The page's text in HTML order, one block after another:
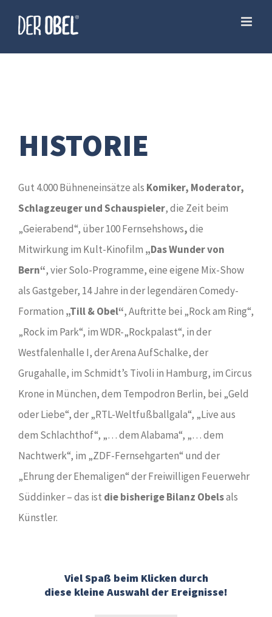
content
HISTORIE
Gut 4.000 Bühneneinsätze als Komiker, Moderator,
Schlagzeuger und Schauspieler, die Zeit beim
„Geierabend“, über 100 Fernsehshows,die
Mitwirkung im Kult-Kinofilm „Das Wunder von
Bern“, vier Solo-Programme, eine eigene Mix-Show
als Gastgeber, 14 Jahre in der legendären Comedy-
Formation „Till & Obel“, Auftritte bei „Rock am Ring“,
„Rock im Park“, im WDR-„Rockpalast“, in der
Westfalenhalle I, der Arena AufSchalke, der
Grugahalle, im Schmidt’s Tivoli in Hamburg, im Circus
Krone in München, dem Tempodron Berlin, bei „Geld
oder Liebe“, der „RTL-Weltfußballgala“, „Live aus
dem Schlachthof“, „… dem Alabama“, „… dem
Nachtwerk“, im „ZDF-Fernsehgarten“ und der
„Ehrung der Ehemaligen“ der Freiwilligen Feuerwehr
Süddinker – das ist die bisherige Bilanz Obelsals
Künstler.
Viel Spaß beim Klicken durch
diese kleine Auswahl der Ereignisse!